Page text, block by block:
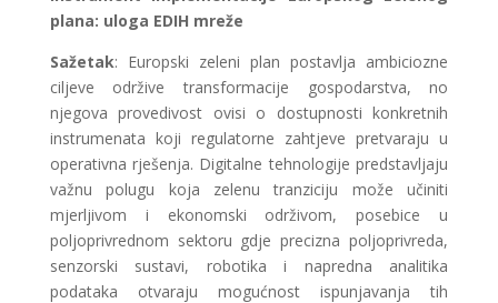
plana: uloga EDIH mreže
Sažetak: Europski zeleni plan postavlja ambiciozne
ciljeve održive transformacije gospodarstva, no
njegova provedivost ovisi o dostupnosti konkretnih
instrumenata koji regulatorne zahtjeve pretvaraju u
operativna rješenja. Digitalne tehnologije predstavljaju
važnu polugu koja zelenu tranziciju može učiniti
mjerljivom i ekonomski održivom, posebice u
poljoprivrednom sektoru gdje precizna poljoprivreda,
senzorski sustavi, robotika i napredna analitika
podataka otvaraju mogućnost ispunjavanja tih